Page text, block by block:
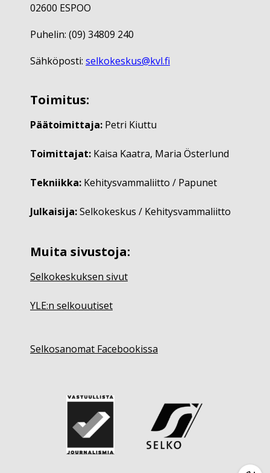
02600 ESPOO
Puhelin: (09) 34809 240
Sähköposti: selkokeskus@kvl.fi
Toimitus:
Päätoimittaja: Petri Kiuttu
Toimittajat: Kaisa Kaatra, Maria Österlund
Tekniikka: Kehitysvammaliitto / Papunet
Julkaisija:Selkokeskus / Kehitysvammaliitto
Muita sivustoja:
Selkokeskuksen sivut
YLE:n selkouutiset
Selkosanomat Facebookissa